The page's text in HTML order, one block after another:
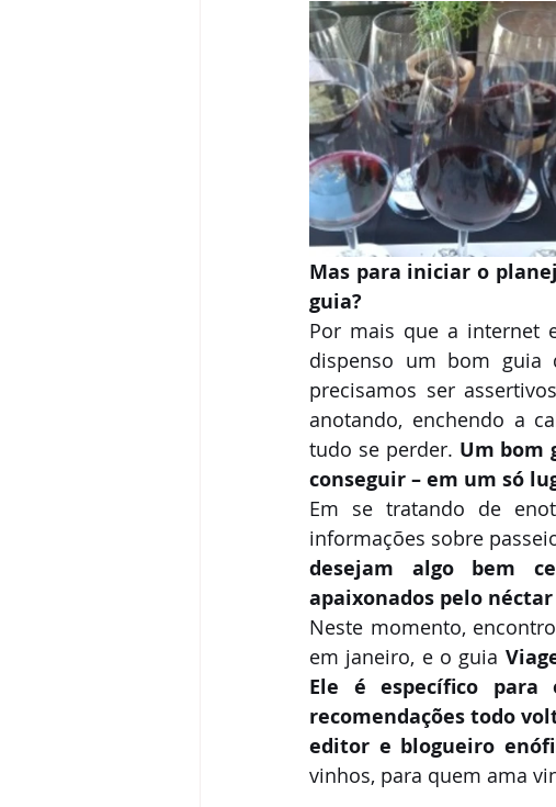
Mas para iniciar o
guia?
Por mais que a internet
dispenso um bom guia
precisamos ser
anotando, enchendo a
tudo se perder. Um bom
conseguir – em um só
Em se tratando de
informações sobre
desejam algo bem
apaixonados pelo
Neste momento,
em janeiro, e o guia
Ele é específico
recomendações todo
editor e blogueiro
vinhos, para quem ama